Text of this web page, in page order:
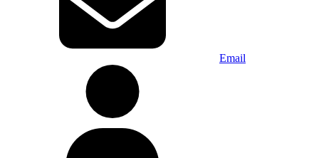
Email